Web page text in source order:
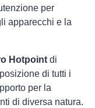
per
apparecchi e la
Hotpoint di
di tutti i
per la
di diversa natura.